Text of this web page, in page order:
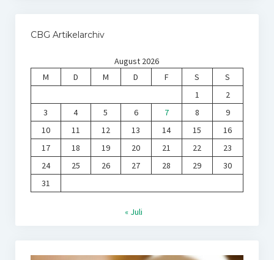
CBG Artikelarchiv
August 2026
M
D M D F S
S
1
2
3
4 5 6 7 8
9
10
11 12 13 14 15
16
17
18 19 20 21 22
23
24
25 26 27 28 29
30
31
« Juli